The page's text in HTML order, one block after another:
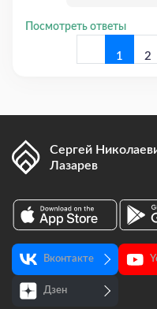
Посмотреть ответы
страница
1 2
Сергей
Лазарев
Вконтакте
Дзен